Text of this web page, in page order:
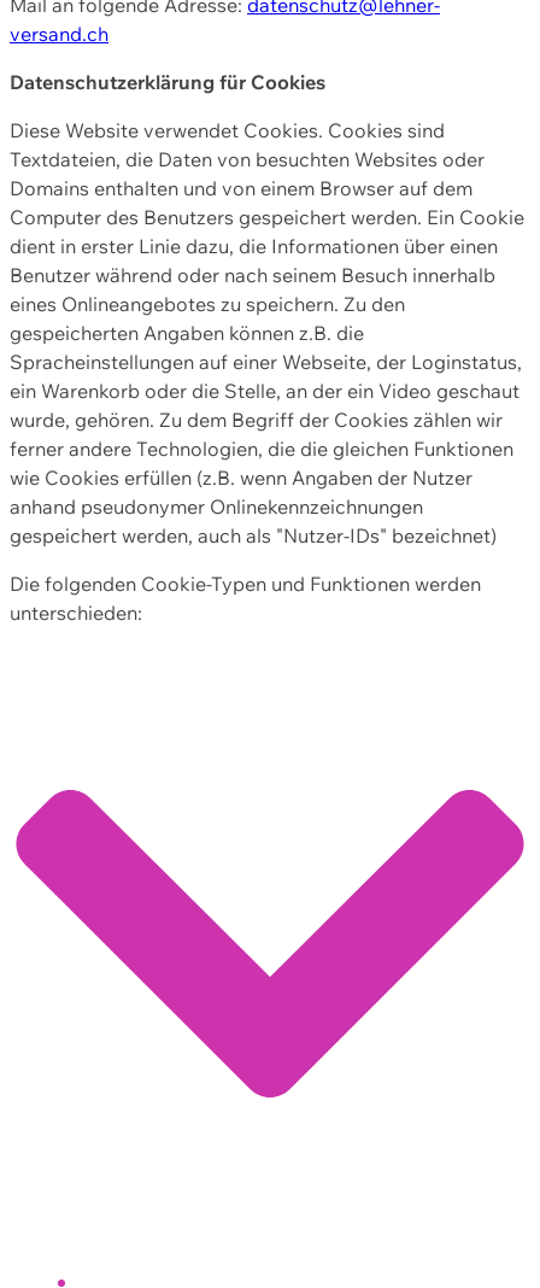
versand.ch
Datenschutzerklärung für Cookies
Diese Website verwendet Cookies. Cookies sind
Textdateien, die Daten von besuchten Websites oder
Domains enthalten und von einem Browser auf dem
Computer des Benutzers gespeichert werden. Ein Cookie
dient in erster Linie dazu, die Informationen über einen
Benutzer während oder nach seinem Besuch innerhalb
eines Onlineangebotes zu speichern. Zu den
gespeicherten Angaben können z.B. die
Spracheinstellungen auf einer Webseite, der Loginstatus,
ein Warenkorb oder die Stelle, an der ein Video geschaut
wurde, gehören. Zu dem Begriff der Cookies zählen wir
ferner andere Technologien, die die gleichen Funktionen
wie Cookies erfüllen (z.B. wenn Angaben der Nutzer
anhand pseudonymer Onlinekennzeichnungen
gespeichert werden, auch als "Nutzer-IDs" bezeichnet)
Die folgenden Cookie-Typen und Funktionen werden
unterschieden: